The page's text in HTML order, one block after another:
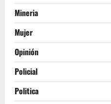
Mineria
Mujer
Opinión
Policial
Politica